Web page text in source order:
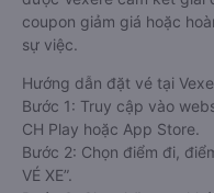
Thanh Nhã
Cách đặt vé xe khách
Kar - Đắk Lắk nhanh
Việc có rất nhiều nhà xe